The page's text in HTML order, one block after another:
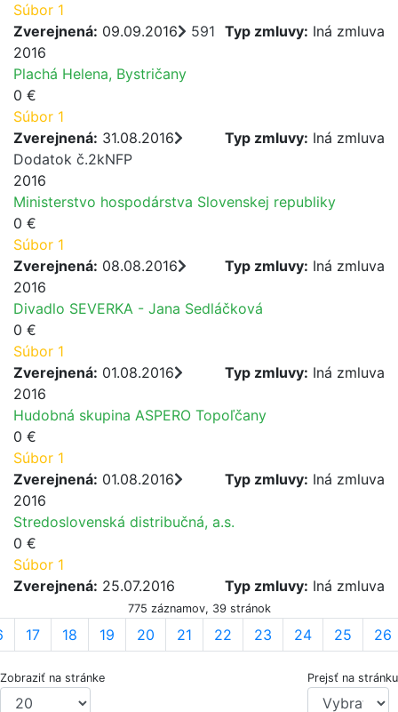
Súbor 1
Zverejnená: 09.09.2016 Typ zmluvy: Iná zmluva
591
2016
Plachá Helena, Bystričany
0 €
Súbor 1
Zverejnená: 31.08.2016 Typ zmluvy: Iná zmluva
Dodatok č.2kNFP
2016
Ministerstvo hospodárstva Slovenskej republiky
0 €
Súbor 1
Zverejnená: 08.08.2016 Typ zmluvy: Iná zmluva
2016
Divadlo SEVERKA - Jana Sedláčková
0 €
Súbor 1
Zverejnená: 01.08.2016 Typ zmluvy: Iná zmluva
2016
Hudobná skupina ASPERO Topoľčany
0 €
Súbor 1
Zverejnená: 01.08.2016 Typ zmluvy: Iná zmluva
2016
Stredoslovenská distribučná, a.s.
0 €
Súbor 1
Zverejnená: 25.07.2016 Typ zmluvy: Iná zmluva
775 záznamov, 39 stránok
17 18 19 20 21 22 23 24 25 26
Zobraziť na stránke Prejsť na stránku